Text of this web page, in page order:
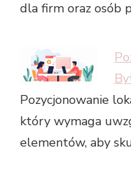
dla firm oraz osób
Pozycjonowanie
który wymaga
elementów, aby